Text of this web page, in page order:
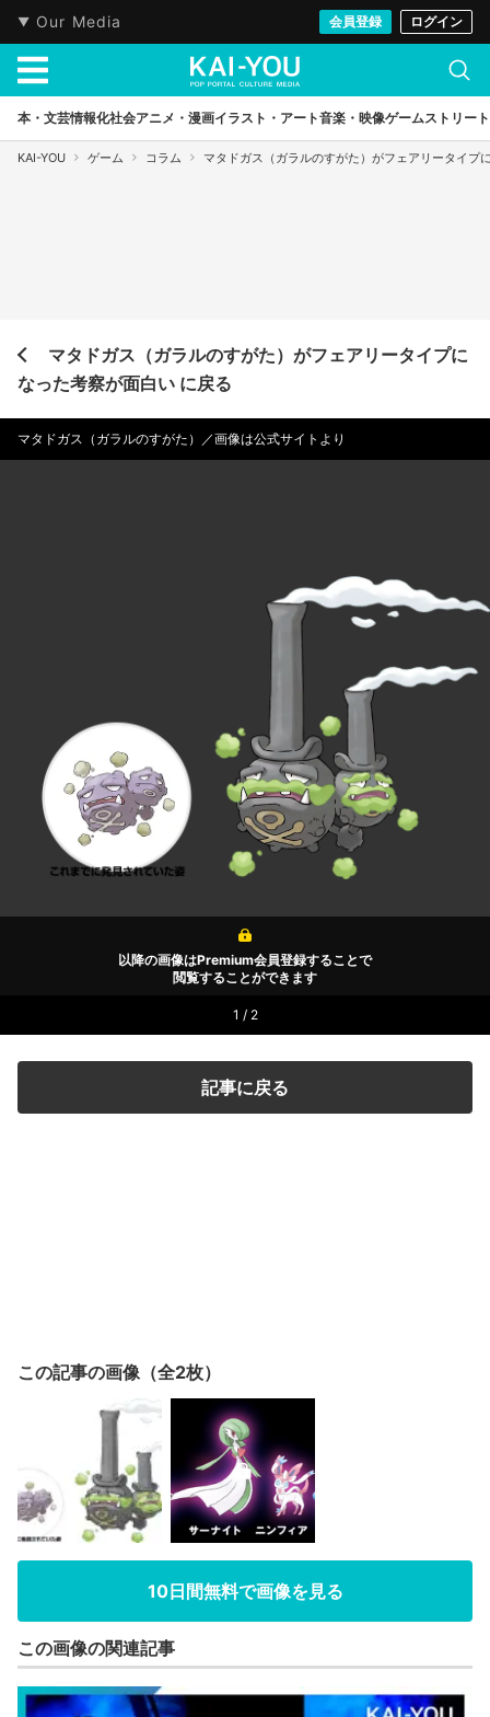
Our Media 会員登録 ログイン
本・文芸情報化社会アニメ・漫画イラスト・アート音楽・映像ゲームストリート
KAI-YOU ゲーム コラム マタドガス（ガラルのすがた）がフェアリータイプ
マタドガス（ガラルのすがた）がフェアリータイプに
なった考察が面白い に戻る
マタドガス（ガラルのすがた）／画像は公式サイトより
以降の画像はPremium会員登録することで
閲覧することができます
1 / 2
記事に戻る
この記事の画像（全2枚）
10日間無料で画像を見る
この画像の関連記事